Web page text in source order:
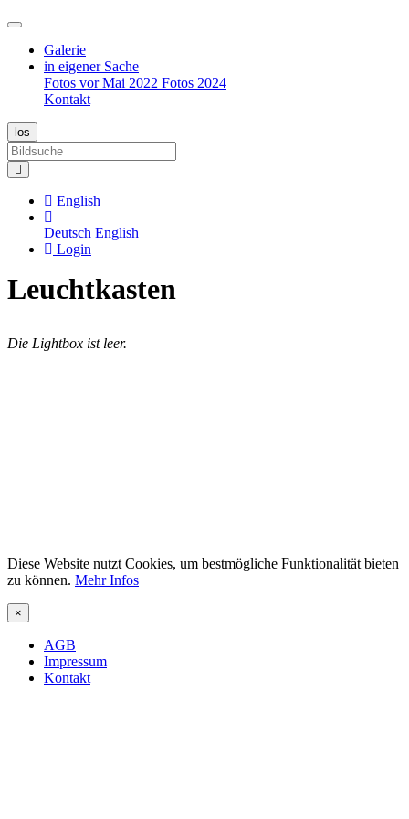
Galerie
in eigener Sache
Fotos vor Mai 2022 Fotos 2024
Kontakt
English
Deutsch English
Login
Leuchtkasten
Die Lightbox ist leer.
Diese Website nutzt Cookies, um bestmögliche Funktionalität bieten
zu können. Mehr Infos
×
AGB
Impressum
Kontakt